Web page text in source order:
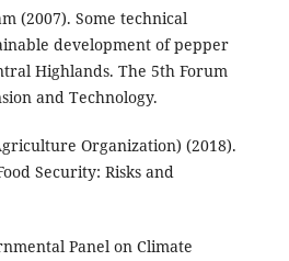
(2007). Some technical
development of pepper
Highlands. The 5th Forum
and Technology.
Organization) (2018).
Security: Risks and
Panel on Climate